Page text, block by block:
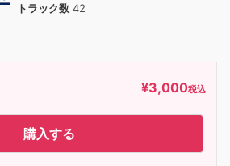
トラック数 42
¥3,000税込
購入する